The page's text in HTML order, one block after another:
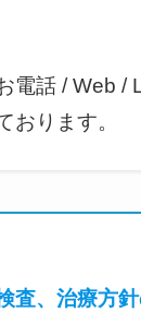
電話 / Web /
おります。
査、治療方針